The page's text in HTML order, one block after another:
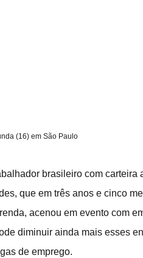
(16) em São Paulo
brasileiro com carteira
que em três anos e cinco
acenou em evento com
diminuir ainda mais esses
de emprego.